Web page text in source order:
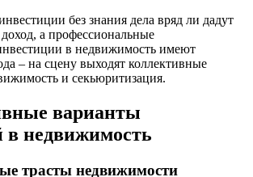
без знания дела вряд ли дадут
а профессиональные
в недвижимость имеют
– на сцену выходят коллективные
и секьюритизация.
варианты
в недвижимость
трасты недвижимости